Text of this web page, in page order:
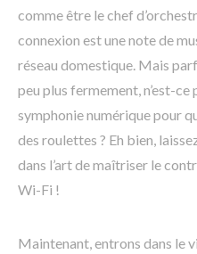
comme être le chef
connexion est une note de
réseau domestique. Mais
peu plus fermement, n’est-
symphonie numérique pour
des roulettes ? Eh bien,
dans l’art de maîtriser le
Wi-Fi !
Maintenant, entrons dans le